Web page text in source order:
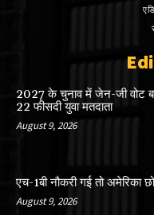
2027 के चुनाव में जेन-जी वोट
22 फीसदी युवा मतदाता
August 9, 2026
एच-1बी नौकरी गई तो अमेरिका
August 9, 2026